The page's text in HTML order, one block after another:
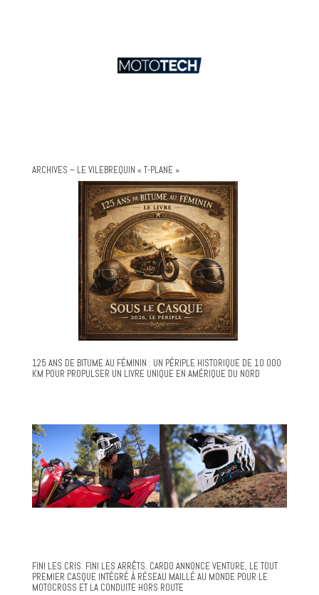
ARCHIVES – LE VILEBREQUIN « T-PLANE »
125 ANS DE BITUME AU FÉMININ : UN PÉRIPLE HISTORIQUE DE 10 000
KM POUR PROPULSER UN LIVRE UNIQUE EN AMÉRIQUE DU NORD
FINI LES CRIS. FINI LES ARRÊTS. CARDO ANNONCE VENTURE, LE TOUT
PREMIER CASQUE INTÉGRÉ À RÉSEAU MAILLÉ AU MONDE POUR LE
MOTOCROSS ET LA CONDUITE HORS ROUTE